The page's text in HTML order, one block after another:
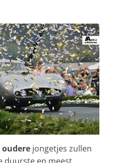
jongetjes zullen